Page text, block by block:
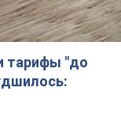
тарифы "до